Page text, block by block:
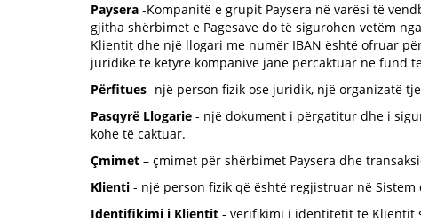
Paysera -Kompanitë e grupit Paysera në varësi të
gjitha shërbimet e Pagesave do të sigurohen vetëm
Klientit dhe një llogari me numër IBAN është ofruar
juridike të këtyre kompanive janë përcaktuar në fund
Përfitues- një person fizik ose juridik, një organizatë
Pasqyrë Llogarie - një dokument i përgatitur dhe i
kohe të caktuar.
Çmimet – çmimet për shërbimet Paysera dhe
Klienti - një person fizik që është regjistruar në
Identifikimi i Klientit - verifikimi i identitetit të Klientit